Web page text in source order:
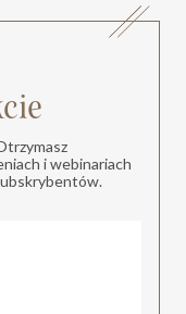
i webinariach